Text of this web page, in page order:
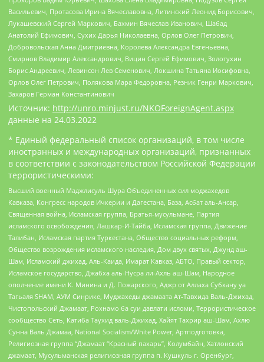
Васильевич, Протасова Ирина Вячеславовна, Литинский Леонид Борисович,
Лукашевский Сергей Маркович, Бахмин Вячеслав Иванович, Шабад
Анатолий Ефимович, Сухих Дарья Николаевна, Орлов Олег Петрович,
Добровольская Анна Дмитриевна, Королева Александра Евгеньевна,
Смирнов Владимир Александрович, Вицин Сергей Ефимович, Золотухин
Борис Андреевич, Левинсон Лев Семенович, Локшина Татьяна Иосифовна,
Орлов Олег Петрович, Полякова Мара Федоровна, Резник Генри Маркович,
Захаров Герман Константинович
Источник: http://unro.minjust.ru/NKOForeignAgent.aspx
данные на 24.03.2022
* Единый федеральный список организаций, в том числе
иностранных и международных организаций, признанных
в соответствии с законодательством Российской Федерации
террористическими:
Высший военный Маджлисуль Шура Объединенных сил моджахедов
Кавказа, Конгресс народов Ичкерии и Дагестана, База, Асбат аль-Ансар,
Священная война, Исламская группа, Братья-мусульмане, Партия
исламского освобождения, Лашкар-И-Тайба, Исламская группа, Движение
Талибан, Исламская партия Туркестана, Общество социальных реформ,
Общество возрождения исламского наследия, Дом двух святых, Джунд аш-
Шам, Исламский джихад, Аль-Каида, Имарат Кавказ, АБТО, Правый сектор,
Исламское государство, Джабха аль-Нусра ли-Ахль аш-Шам, Народное
ополчение имени К. Минина и Д. Пожарского, Аджр от Аллаха Субхану уа
Тагьаля SHAM, АУМ Синрике, Муджахеды джамаата Ат-Тавхида Валь-Джихад,
Чистопольский Джамаат, Рохнамо ба суи давлати исломи, Террористическое
сообщество Сеть, Катиба Таухид валь-Джихад, Хайят Тахрир аш-Шам, Ахлю
Сунна Валь Джамаа, National Socialism/White Power, Артподготовка,
Религиозная группа “Джамаат “Красный пахарь”, Колумбайн, Хатлонский
джамаат, Мусульманская религиозная группа п. Кушкуль г. Оренбург,